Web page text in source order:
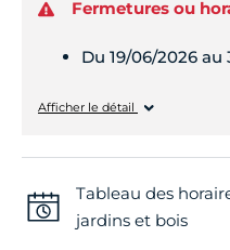
Fermetures ou
Du 19/06/2026 au
Lundi
Afficher le détail
Tableau des
jardins et bois